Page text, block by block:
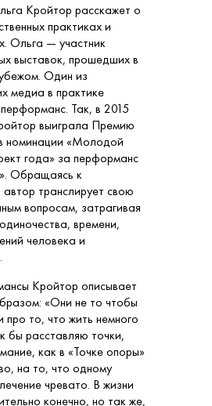
Кройтор расскажет о
практиках и
Ольга — участник
выставок, прошедших в
Один из
медиа в практике
Так, в 2015
выиграла Премию
номинации «Молодой
года» за перформанс
Обращаясь к
транслирует свою
вопросам, затрагивая
времени,
человека и
Кройтор описывает
«Они не то чтобы
про то, что жить немного
бы расставляю точки,
как в «Точке опоры»
на то, что одному
чревато. В жизни
конечно, но так же,